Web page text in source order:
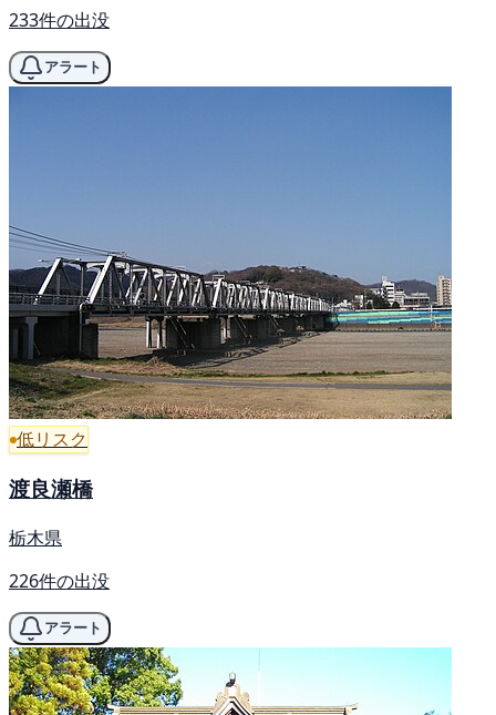
233件の出没
アラート
低リスク
渡良瀬橋
栃木県
226件の出没
アラート